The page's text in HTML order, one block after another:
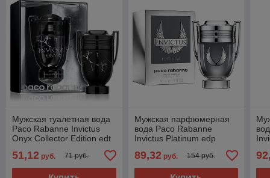
Мужская туалетная вода
Paco Rabanne Invictus
Onyx Collector Edition edt
51,12 руб. 71 руб.
Мужская парфюмерная
вода Paco Rabanne
Invictus Platinum edp
89,32руб. 154 руб.